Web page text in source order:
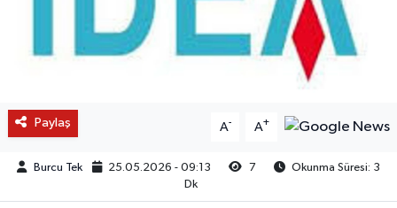
Paylaş A- A+
Burcu Tek 25.05.2026 - 09:13 7
Okunma Süresi: 3
Dk